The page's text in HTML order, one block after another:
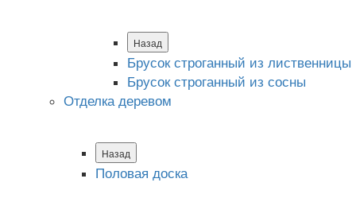
Назад
Брусок строганный из лиственницы
Брусок строганный из сосны
Отделка деревом
Назад
Половая доска